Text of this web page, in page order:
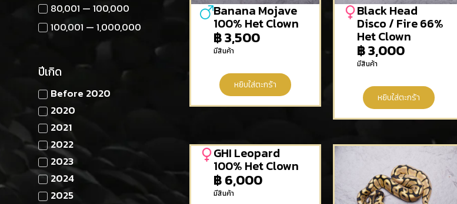
80,001 — 100,000
100,001 — 1,000,000
ปีเกิด
Before 2020
2020
2021
2022
2023
2024
2025
Banana Mojave
100% Het Clown
฿3,500
มีสินค้า
หยิบใส่ตะกร้า
Black Head
Disco / Fire 66%
Het Clown
฿3,000
มีสินค้า
หยิบใส่ตะกร้า
GHI Leopard
100% Het Clown
฿6,000
มีสินค้า